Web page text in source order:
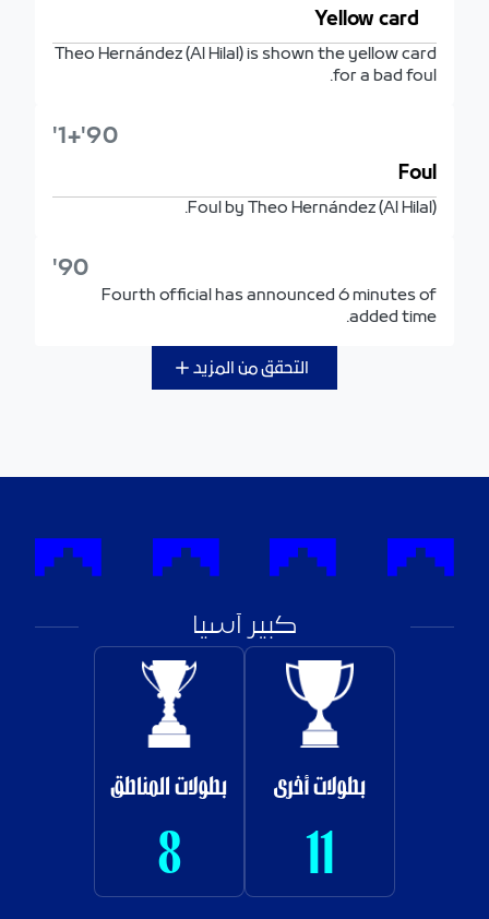
Yellow card
Theo Hernández (Al Hilal) is shown the yellow card
for a bad foul.
90'+1'
Foul
Foul by Theo Hernández (Al Hilal).
90'
Fourth official has announced 6 minutes of
added time.
التحقق من المزيد
كبير آسيا
بطولات أخرى
11
بطولات المناطق
8